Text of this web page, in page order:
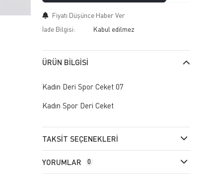
Fiyatı Düşünce Haber Ver
İade Bilgisi:
ÜRÜN BILGISI
Kadın Deri Spor Ceket 07
Kadın Spor Deri Ceket
TAKSIT SEÇENEKLERI
YORUMLAR 0